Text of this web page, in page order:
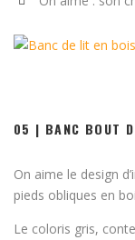
05 | BANC BOUT
On aime le design
pieds obliques en
Le coloris gris,